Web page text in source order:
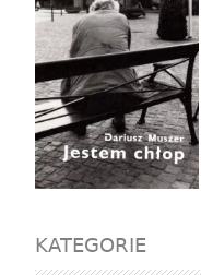
KATEGORIE